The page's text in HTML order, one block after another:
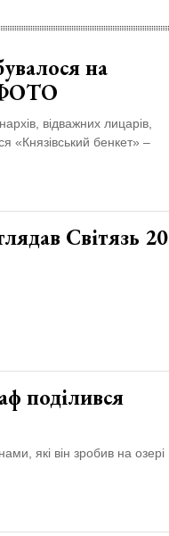
на
ФОТО
відважних лицарів,
«Князівський бенкет» –
Світязь 20
поділився
які він зробив на озері